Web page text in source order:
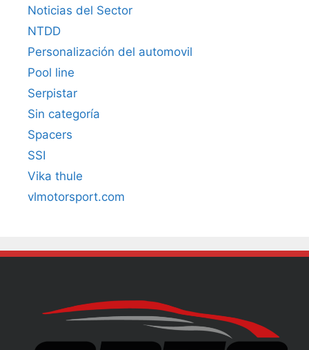
Noticias del Sector
NTDD
Personalización del automovil
Pool line
Serpistar
Sin categoría
Spacers
SSI
Vika thule
vlmotorsport.com